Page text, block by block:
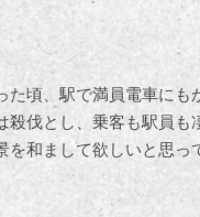
頃、駅で満員電車にも
伐とし、乗客も駅員も
和まして欲しいと思っ